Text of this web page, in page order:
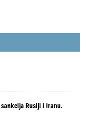
Rusiji i Iranu.